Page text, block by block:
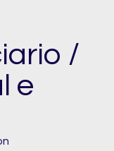
/
e